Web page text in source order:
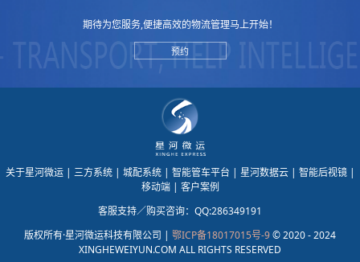
期待为您服务,便捷高效的物流管理马上开始！
预约
关于星河微运 | 三方系统 | 城配系统 | 智能管车平台 | 星河数据云 | 智能后视镜 |
移动端 | 客户案例
客服支持／购买咨询：QQ:286349191
版权所有·星河微运科技有限公司 | 鄂ICP备18017015号-9© 2020 - 2024
XINGHEWEIYUN.COM ALL RIGHTS RESERVED